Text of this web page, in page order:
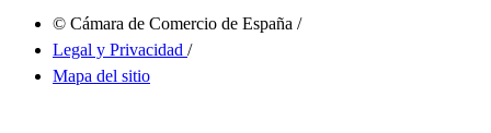
© Cámara de Comercio de España /
Legal y Privacidad /
Mapa del sitio